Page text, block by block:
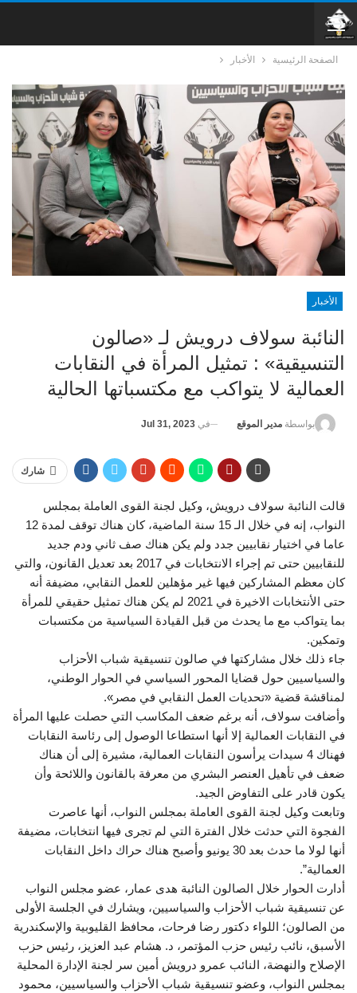
الصفحة الرئيسية الأخبار
الأخبار
النائبة سولاف درويش لـ «صالون
التنسيقية» : تمثيل المرأة في النقابات
العمالية لا يتواكب مع مكتسباتها الحالية
بواسطة مدير الموقع في Jul 31, 2023
شارك
قالت النائبة سولاف درويش، وكيل لجنة القوى العاملة بمجلس
النواب، إنه في خلال الـ 15 سنة الماضية، كان هناك توقف لمدة 12
عاما في اختيار نقابيين جدد ولم يكن هناك صف ثاني ودم جديد
للنقابيين حتى تم إجراء الانتخابات في 2017 بعد تعديل القانون، والتي
كان معظم المشاركين فيها غير مؤهلين للعمل النقابي، مضيفة أنه
حتى الأنتخابات الاخيرة في 2021 لم يكن هناك تمثيل حقيقي للمرأة
بما يتواكب مع ما يحدث من قبل القيادة السياسية من مكتسبات
وتمكين.
جاء ذلك خلال مشاركتها في صالون تنسيقية شباب الأحزاب
والسياسيين حول قضايا المحور السياسي في الحوار الوطني،
لمناقشة قضية «تحديات العمل النقابي في مصر».
وأضافت سولاف، أنه برغم ضعف المكاسب التي حصلت عليها المرأة
في النقابات العمالية إلا أنها استطاعا الوصول إلى رئاسة النقابات
فهناك 4 سيدات يرأسون النقابات العمالية، مشيرة إلى أن هناك
ضعف في تأهيل العنصر البشري من معرفة بالقانون واللائحة وأن
يكون قادر على التفاوض الجيد.
وتابعت وكيل لجنة القوى العاملة بمجلس النواب، أنها عاصرت
الفجوة التي حدثت خلال الفترة التي لم تجرى فيها انتخابات، مضيفة
أنها لولا ما حدث بعد 30 يونيو وأصبح هناك حراك داخل النقابات
العمالية”.
أدارت الحوار خلال الصالون النائبة هدى عمار، عضو مجلس النواب
عن تنسيقية شباب الأحزاب والسياسيين، ويشارك في الجلسة الأولى
من الصالون؛ اللواء دكتور رضا فرحات، محافظ القليوبية والإسكندرية
الأسبق، نائب رئيس حزب المؤتمر، د. هشام عبد العزيز، رئيس حزب
الإصلاح والنهضة، النائب عمرو درويش أمين سر لجنة الإدارة المحلية
بمجلس النواب، وعضو تنسيقية شباب الأحزاب والسياسيين، محمود